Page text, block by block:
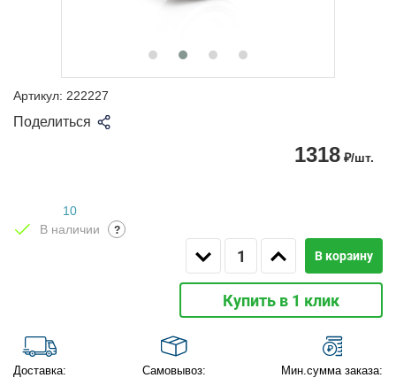
Артикул: 222227
Поделиться
1318 ₽/шт.
10
В наличии
?
В корзину
Купить в 1 клик
Доставка:
Самовывоз:
Мин.сумма заказа: